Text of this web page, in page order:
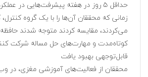
حداقل ۵ روز در هفته پیشرفت‌هایی در عملکرد مغز داشتند
زمانی که محققان آن‌ها را با یک گروه
می‌کردند، مقایسه کردند متوجه شدند
کوتاه‌مدت و مهارت‌های حل مساله شرکت
قابل‌توجهی بهبود یافت
محققان از فعالیت‌های آموزشی مغزی، در